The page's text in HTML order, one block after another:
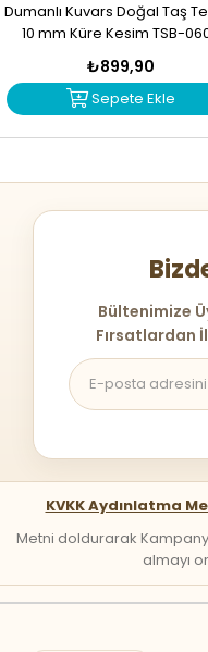
Dumanlı Kuvars Doğal Taş
10 mm Küre Kesim TSB-
₺899,90
Sepete Ekle
Bültenimize
Fırsatlardan
KVKK Aydınlatma
Metni doldurarak
almayı